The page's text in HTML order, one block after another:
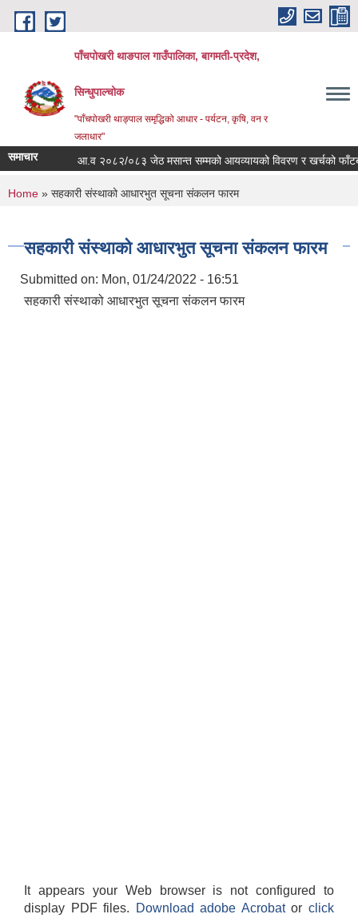
Skip to main content
पाँचपोखरी थाङपाल गाउँपालिका, बागमती-प्रदेश,
सिन्धुपाल्चोक
"पाँचपोखरी थाङ्पाल समृद्धिको आधार - पर्यटन, कृषि, वन र
जलाधार"
समाचार आ.व २०८२/०८३ जेठ मसान्त सम्मको आयव्यायको विवरण र खर्चको फाँटबारी ।
You are here
Home » सहकारी संस्थाको आधारभुत सूचना संकलन फारम
सहकारी संस्थाको आधारभुत सूचना संकलन फारम
Submitted on: Mon, 01/24/2022 - 16:51
सहकारी संस्थाको आधारभुत सूचना संकलन फारम
It appears your Web browser is not configured to
display PDF files.
Download adobe Acrobatorclick